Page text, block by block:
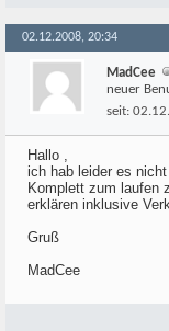
02.12.2008, 20:34
MadCee
neuer
seit:
Hallo ,
ich hab leider es
Komplett zum laufen
erklären inklusive
Gruß
MadCee